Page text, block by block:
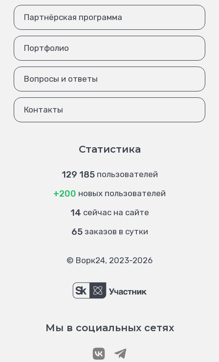
Партнёрская программа
Портфолио
Вопросы и ответы
Контакты
Статистика
129 185 пользователей
+200 новых пользователей
14 сейчас на сайте
65 заказов в сутки
© Ворк24, 2023-2026
Мы в социальных сетях